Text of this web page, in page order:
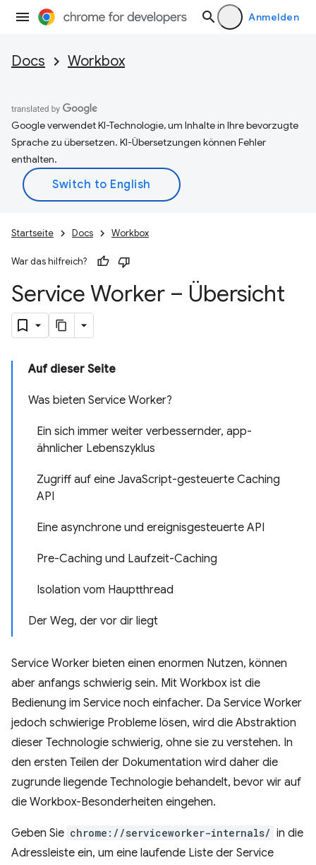
Anmelden
Docs Workbox
Google verwendet KI-Technologie, um Inhalte in Ihre bevorzugte
Sprache zu übersetzen. KI-Übersetzungen können Fehler
enthalten.
Startseite Docs Workbox
War das hilfreich?
Service Worker – Übersicht
Auf dieser Seite
Was bieten Service Worker?
Ein sich immer weiter verbessernder, app-
ähnlicher Lebenszyklus
Zugriff auf eine JavaScript-gesteuerte Caching
API
Eine asynchrone und ereignisgesteuerte API
Pre-Caching und Laufzeit-Caching
Isolation vom Hauptthread
Der Weg, der vor dir liegt
Service Worker bieten einen enormen Nutzen, können
aber anfangs schwierig sein. Mit Workbox ist die
Bedienung im Service noch einfacher. Da Service Worker
jedoch schwierige Probleme lösen, wird die Abstraktion
dieser Technologie schwierig, ohne sie zu verstehen. In
den ersten Teilen der Dokumentation wird daher die
zugrunde liegende Technologie behandelt, bevor wir auf
die Workbox-Besonderheiten eingehen.
Geben Sie chrome://serviceworker-internals/ in die
Adressleiste ein, um eine laufende Liste der Service